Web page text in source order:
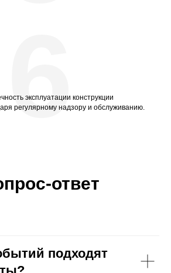
эксплуатации конструкции
регулярному надзору и обслуживанию.
6
ответ
подходят